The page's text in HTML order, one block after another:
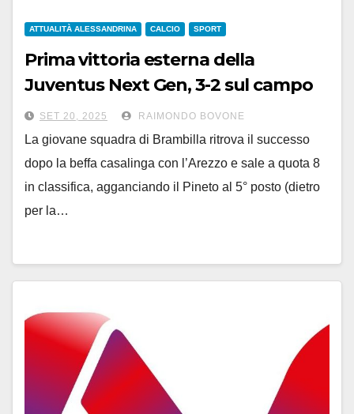
ATTUALITÀ ALESSANDRINA CALCIO SPORT
Prima vittoria esterna della
Juventus Next Gen, 3-2 sul campo
del Pineto
SET 20, 2025 RAIMONDO BOVONE
La giovane squadra di Brambilla ritrova il successo
dopo la beffa casalinga con l’Arezzo e sale a quota 8
in classifica, agganciando il Pineto al 5° posto (dietro
per la…